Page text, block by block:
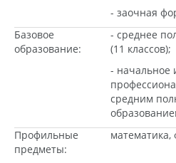
- заочная
Базовое
образование:
- среднее
(11 классов);
- начальное
средним
Профильные
предметы:
математика,